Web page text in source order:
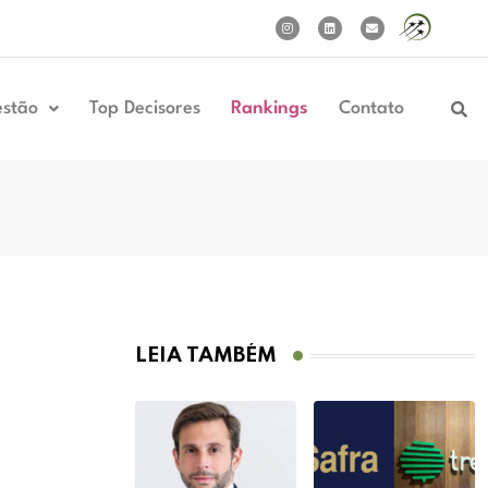
Top Decisores Rankings Contato
LEIA TAMBÉM